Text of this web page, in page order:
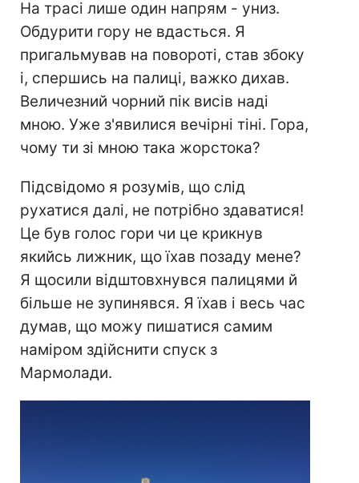
На трасі лише один напрям - униз.
Обдурити гору не вдасться. Я
пригальмував на повороті, став збоку
і, спершись на палиці, важко дихав.
Величезний чорний пік висів наді
мною. Уже з'явилися вечірні тіні. Гора,
чому ти зі мною така жорстока?
Підсвідомо я розумів, що слід
рухатися далі, не потрібно здаватися!
Це був голос гори чи це крикнув
якийсь лижник, що їхав позаду мене?
Я щосили відштовхнувся палицями й
більше не зупинявся. Я їхав і весь час
думав, що можу пишатися самим
наміром здійснити спуск з
Мармолади.